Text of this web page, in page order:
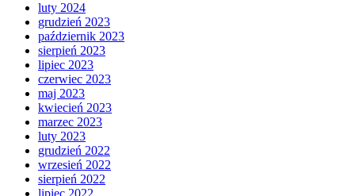
luty 2024
grudzień 2023
październik 2023
sierpień 2023
lipiec 2023
czerwiec 2023
maj 2023
kwiecień 2023
marzec 2023
luty 2023
grudzień 2022
wrzesień 2022
sierpień 2022